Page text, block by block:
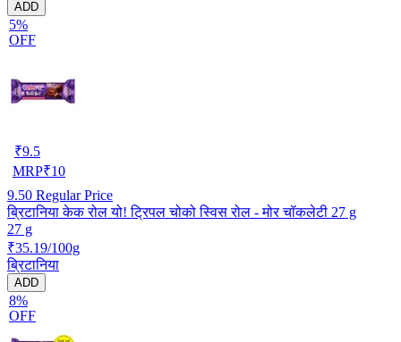
ADD
5%
OFF
₹9.5
MRP₹10
9.50 Regular Price
ब्रिटानिया केक रोल यो! ट्रिपल चोको स्विस रोल - मोर चॉकलेटी 27 g
27 g
₹35.19/100g
ब्रिटानिया
ADD
8%
OFF